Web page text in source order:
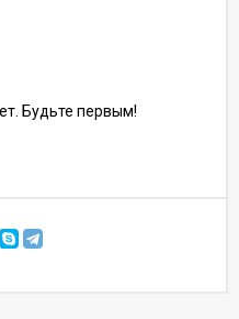
Будьте первым!